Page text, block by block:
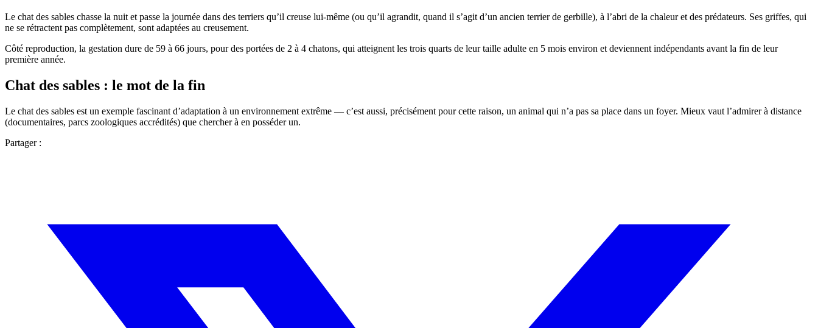
Le chat des sables chasse la nuit et passe la journée dans des terriers qu’il creuse lui-même (ou qu’il agrandit, quand il s’agit d’un ancien terrier de gerbille), à l’abri de la chaleur et des prédateurs. Ses griffes, qui
ne se rétractent pas complètement, sont adaptées au creusement.
Côté reproduction, la gestation dure de 59 à 66 jours, pour des portées de 2 à 4 chatons, qui atteignent les trois quarts de leur taille adulte en 5 mois environ et deviennent indépendants avant la fin de leur
première année.
Chat des sables : le mot de la fin
Le chat des sables est un exemple fascinant d’adaptation à un environnement extrême — c’est aussi, précisément pour cette raison, un animal qui n’a pas sa place dans un foyer. Mieux vaut l’admirer à distance
(documentaires, parcs zoologiques accrédités) que chercher à en posséder un.
Partager :